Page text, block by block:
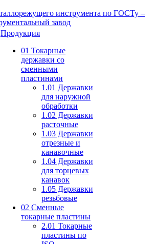
Продукция
01 Токарные
державки со
сменными
пластинами
1.01 Державки
для наружной
обработки
1.02 Державки
расточные
1.03 Державки
отрезные и
канавочные
1.04 Державки
для торцевых
канавок
1.05 Державки
резьбовые
02 Сменные
токарные пластины
2.01 Токарные
пластины по